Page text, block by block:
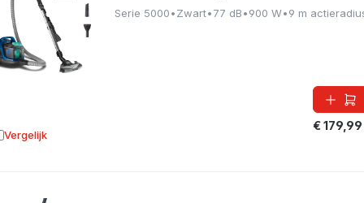
Serie 5000•Zwart•77 dB•900 W•9 m
€ 179,99
Vergelijk aan vergelijking